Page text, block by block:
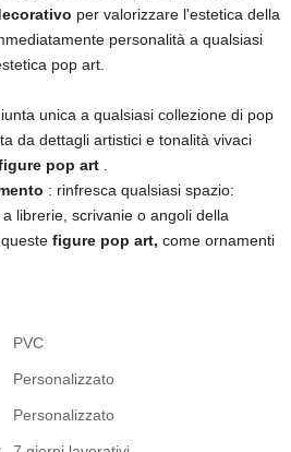
per valorizzare l'estetica della
personalità a qualsiasi
pop art.
unica a qualsiasi collezione di pop
da dettagli artistici e tonalità vivaci
pop art
: rinfresca qualsiasi spazio:
librerie, scrivanie o angoli della
figure pop art, come ornamenti
PVC
Personalizzato
Personalizzato